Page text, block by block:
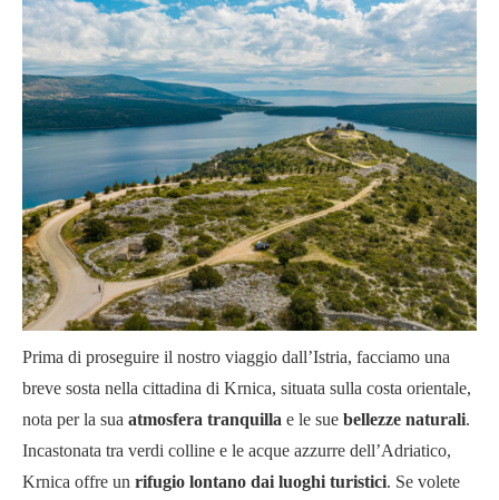
Prima di proseguire il nostro viaggio dall’Istria, facciamo una
breve sosta nella cittadina di Krnica, situata sulla costa orientale,
nota per la sua atmosfera tranquilla e le sue bellezze naturali.
Incastonata tra verdi colline e le acque azzurre dell’Adriatico,
Krnica offre un rifugio lontano dai luoghi turistici. Se volete